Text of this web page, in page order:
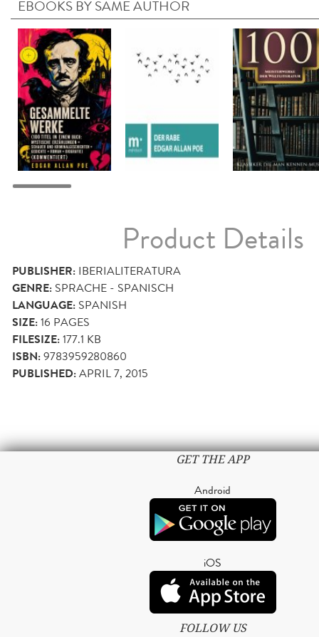
EBOOKS BY SAME AUTHOR
Product Details
PUBLISHER: IBERIALITERATURA
GENRE: SPRACHE - SPANISCH
LANGUAGE: SPANISH
SIZE:16 PAGES
FILESIZE:177.1 KB
ISBN:9783959280860
PUBLISHED:APRIL 7, 2015
GET THE APP
Android
iOS
FOLLOW US